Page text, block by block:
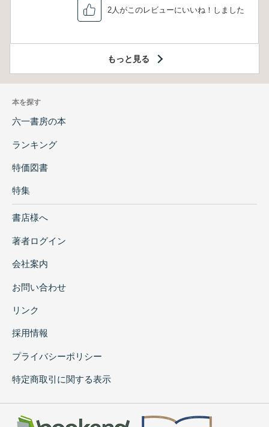
2人がこのレビューにいいね！しました
もっと見る
本を探す
六一書房の本
ランキング
特価図書
特集
書店様へ
著者ログイン
会社案内
お問い合わせ
リンク
採用情報
プライバシーポリシー
特定商取引に関する表示